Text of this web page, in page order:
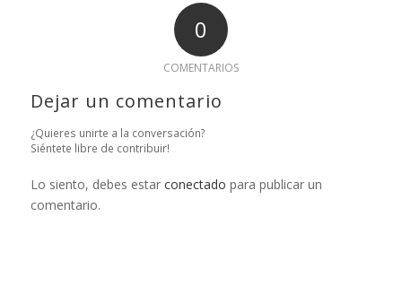
0
COMENTARIOS
Dejar un comentario
¿Quieres unirte a la conversación?
Siéntete libre de contribuir!
Lo siento, debes estar conectado para publicar un
comentario.